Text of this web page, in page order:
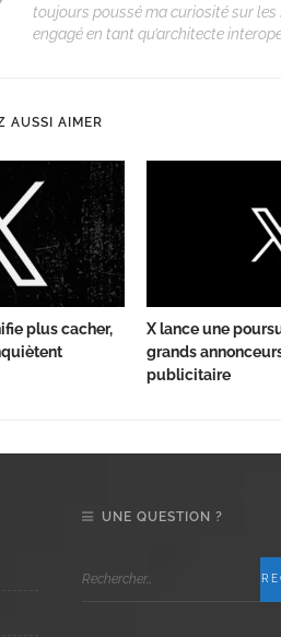
toujours poussé ma curiosité sur
engagé en tant qu’architecte
AUSSI AIMER
plus cacher,
X lance une
grands
publicitaire
UNE QUESTION ?